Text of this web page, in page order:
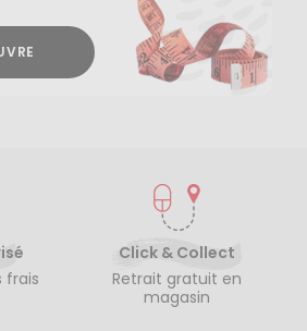
frais
Click & Collect
Retrait gratuit en
magasin